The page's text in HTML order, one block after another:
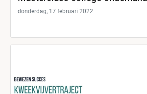
donderdag, 17 februari 2022